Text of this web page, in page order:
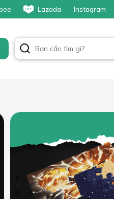
Lazada Instagram